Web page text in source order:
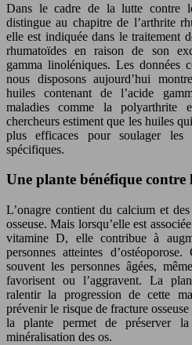
Dans le cadre de la lutte contre
distingue au chapitre de l’arthrite
elle est indiquée dans le traitement
rhumatoïdes en raison de son
gamma linoléniques. Les données
nous disposons aujourd’hui
huiles contenant de l’acide
maladies comme la polyarthrite
chercheurs estiment que les huiles
plus efficaces pour soulager les
spécifiques.
Une plante bénéfique contre
L’onagre contient du calcium et
osseuse. Mais lorsqu’elle est
vitamine D, elle contribue à
personnes atteintes
souvent les personnes âgées,
favorisent ou l’aggravent. La
ralentir la progression de cette
prévenir le risque de fracture
la plante permet de préserver
minéralisation des os.